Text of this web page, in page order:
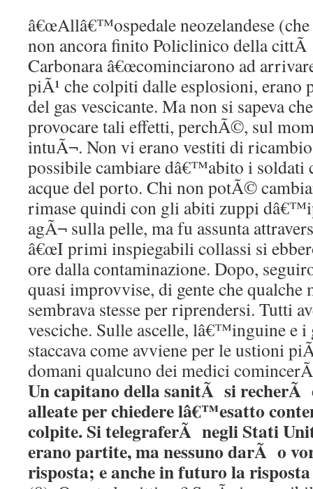
â€œAllâ€™ospedale neozelandese
non ancora finito Policlinico della cittÃ
Carbonara â€œcominciarono ad
piÃ¹ che colpiti dalle esplosioni,
del gas vescicante. Ma non si sapeva
provocare tali effetti, perchÃ©, sul
intuÃ¬. Non vi erano vestiti di
possibile cambiare dâ€™abito i soldati
acque del porto. Chi non potÃ©
rimase quindi con gli abiti zuppi
agÃ¬ sulla pelle, ma fu assunta
â€œI primi inspiegabili collassi si
ore dalla contaminazione. Dopo,
quasi improvvise, di gente che
sembrava stesse per riprendersi. Tutti
vesciche. Sulle ascelle, lâ€™inguine e
staccava come avviene per le ustioni
domani qualcuno dei medici
Un capitano della sanitÃ si
alleate per chiedere lâ€™esatto
colpite. Si telegraferÃ negli Stati
erano partite, ma nessuno darÃ o
risposta; e anche in futuro la